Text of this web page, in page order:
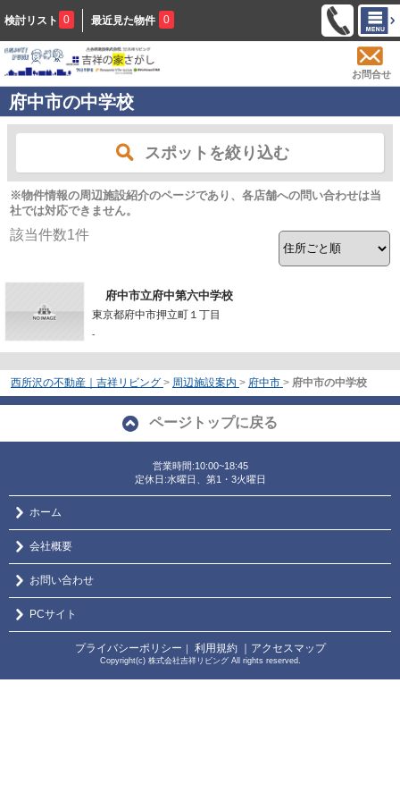
検討リスト 0 最近見た物件 0
お問合せ
府中市の中学校
スポットを絞り込む
※物件情報の周辺施設紹介のページであり、各店舗への問い合わせは当
社では対応できません。
該当件数1件
府中市立府中第六中学校
東京都府中市押立町１丁目
-
西所沢の不動産｜吉祥リビング > 周辺施設案内 > 府中市 > 府中市の中学校
ページトップに戻る
営業時間:10:00~18:45
定休日:水曜日、第1・3火曜日
ホーム
会社概要
お問い合わせ
PCサイト
プライバシーポリシー ｜ 利用規約 ｜アクセスマップ
Copyright(c) 株式会社吉祥リビング All rights reserved.